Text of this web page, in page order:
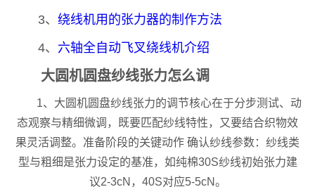
3、 绕线机用的张力器的制作方法
4、 六轴全自动飞叉绕线机介绍
大圆机圆盘纱线张力怎么调
1、大圆机圆盘纱线张力的调节核心在于分步测试、动
态观察与精细微调，既要匹配纱线特性，又要结合织物效
果灵活调整。准备阶段的关键动作 确认纱线参数：纱线类
型与粗细是张力设定的基准，如纯棉30S纱线初始张力建
议2-3cN，40S对应5-5cN。